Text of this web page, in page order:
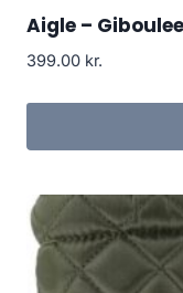
Aigle –
399.00 kr.